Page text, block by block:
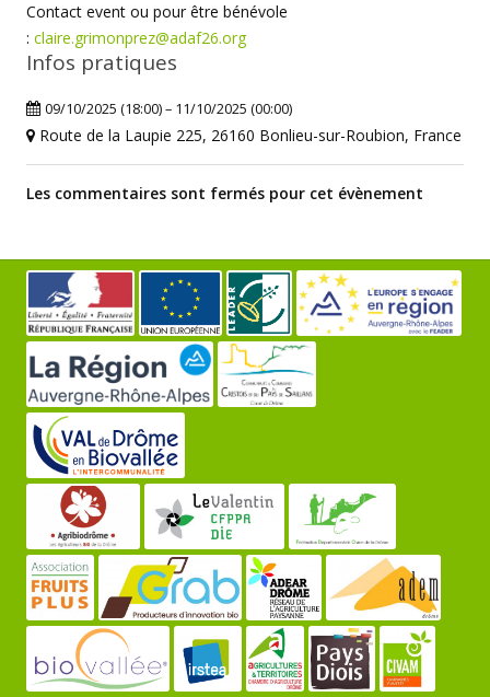
Contact event ou pour être bénévole
: claire.grimonprez@adaf26.org
Infos pratiques
09/10/2025 (18:00) – 11/10/2025 (00:00)
Route de la Laupie 225, 26160 Bonlieu-sur-Roubion, France
Les commentaires sont fermés pour cet évènement